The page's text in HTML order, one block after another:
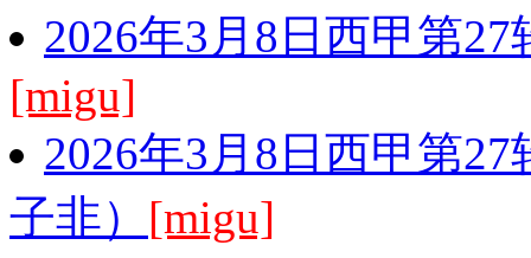
2026年3月8日西甲第
[migu]
2026年3月8日西甲第
子非） [migu]